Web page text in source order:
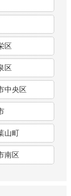
区
区
中央区
山町
南区